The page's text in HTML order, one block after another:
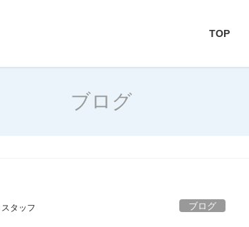
TOP
ブログ
タッフ ブログ